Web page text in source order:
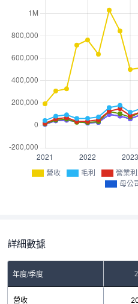
營收 毛利 營業
母公
詳細數據
年度/季度2025-Q3
營收